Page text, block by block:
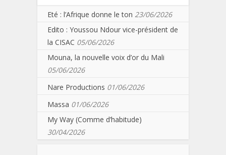
Eté : l’Afrique donne le ton 23/06/2026
Edito : Youssou Ndour vice-président de
la CISAC 05/06/2026
Mouna, la nouvelle voix d’or du Mali
05/06/2026
Nare Productions 01/06/2026
Massa 01/06/2026
My Way (Comme d’habitude)
30/04/2026